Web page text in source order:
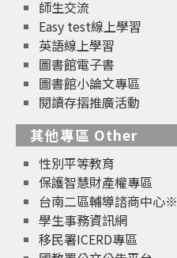
師生交流
Easy test線上學習
英語線上學習
圖書館電子書
圖書館小論文專區
閱讀存摺推廣活動
其他專區 Other
性別平等教育
保護智慧財產權專區
台南二區輔導諮商中心※
學生事務資訊網
移民署ICERD專區